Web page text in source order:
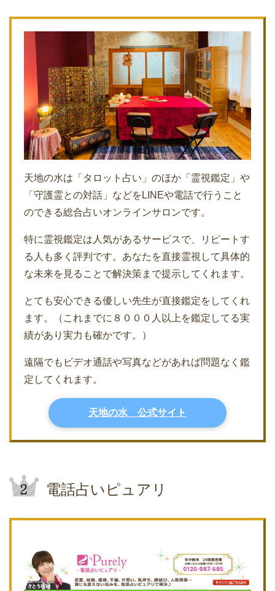
天地の水は「タロット占い」のほか「霊視鑑定」や
「守護霊との対話」などをLINEや電話で行うこと
のできる総合占いオンラインサロンです。
特に霊視鑑定は人気があるサービスで、リピートす
る人も多く評判です。あなたを直接霊視して具体的
な未来を見ることで解決策まで提示してくれます。
とても安心できる優しい先生が直接鑑定をしてくれ
ます。（これまでに８０００人以上を鑑定してる実
績があり実力も確かです。）
遠隔でもビデオ通話や写真などがあれば問題なく鑑
定してくれます。
天地の水 公式サイト
電話占いピュアリ